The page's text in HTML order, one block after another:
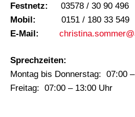
Festnetz: 03578 / 30 90 496
Mobil: 0151 / 180 33 549
E-Mail:
Sprechzeiten:
Montag bis Donnerstag: 07:00
Freitag: 07:00 – 13:00 Uhr